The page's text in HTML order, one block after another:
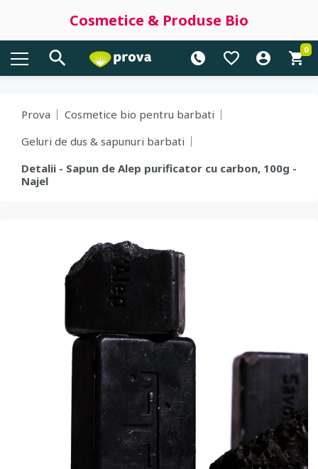
Cosmetice & Produse Bio
0
Prova
Cosmetice bio pentru barbati
Geluri de dus & sapunuri barbati
Detalii - Sapun de Alep purificator cu carbon, 100g -
Najel